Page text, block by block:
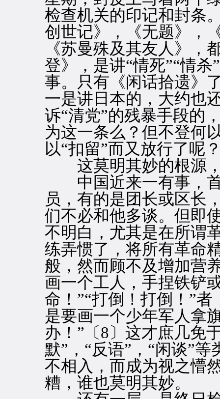
检查机关的印记和封条
创世记》，《无题》，
《苏曼殊及其友人》，
登》，是讲“情死”“情
事。只有《闲话拾遗》
一是讲日本的，大约也
诉“清党”的残暴手段的
为这一条么？但不登何
以“扣留”而又放行了呢
这莫明其妙的根源，
中国近来一有事，首
员，有的是团长或区长
们不必和他多谈。但即
不明白，尤其是在所谓
练弄惯了，将所有革命
般，然而顾不及增加营
画一个工人，手捏铁铲
命！”“打倒！打倒！”
是要画一个少年军人拿
办！”〔8〕这才庶几免
默”，“反语”，“闲谈”
不相入，而成为视之懵
糟，谁也莫明其妙。